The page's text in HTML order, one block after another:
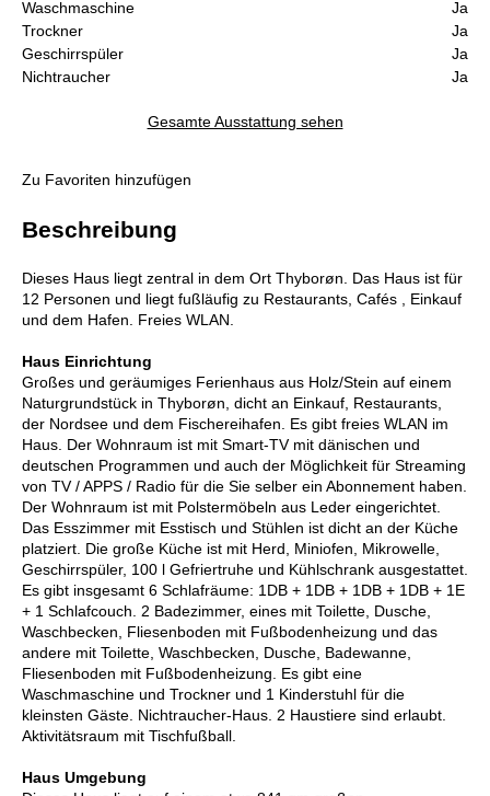
Waschmaschine
Ja
Trockner
Ja
Geschirrspüler
Ja
Nichtraucher
Ja
Gesamte Ausstattung sehen
Zu Favoriten hinzufügen
Beschreibung
Dieses Haus liegt zentral in dem Ort Thyborøn. Das Haus ist für
12 Personen und liegt fußläufig zu Restaurants, Cafés , Einkauf
und dem Hafen. Freies WLAN.
Haus Einrichtung
Großes und geräumiges Ferienhaus aus Holz/Stein auf einem
Naturgrundstück in Thyborøn, dicht an Einkauf, Restaurants,
der Nordsee und dem Fischereihafen. Es gibt freies WLAN im
Haus. Der Wohnraum ist mit Smart-TV mit dänischen und
deutschen Programmen und auch der Möglichkeit für Streaming
von TV / APPS / Radio für die Sie selber ein Abonnement haben.
Der Wohnraum ist mit Polstermöbeln aus Leder eingerichtet.
Das Esszimmer mit Esstisch und Stühlen ist dicht an der Küche
platziert. Die große Küche ist mit Herd, Miniofen, Mikrowelle,
Geschirrspüler, 100 l Gefriertruhe und Kühlschrank ausgestattet.
Es gibt insgesamt 6 Schlafräume: 1DB + 1DB + 1DB + 1DB + 1E
+ 1 Schlafcouch. 2 Badezimmer, eines mit Toilette, Dusche,
Waschbecken, Fliesenboden mit Fußbodenheizung und das
andere mit Toilette, Waschbecken, Dusche, Badewanne,
Fliesenboden mit Fußbodenheizung. Es gibt eine
Waschmaschine und Trockner und 1 Kinderstuhl für die
kleinsten Gäste. Nichtraucher-Haus. 2 Haustiere sind erlaubt.
Aktivitätsraum mit Tischfußball.
Haus Umgebung